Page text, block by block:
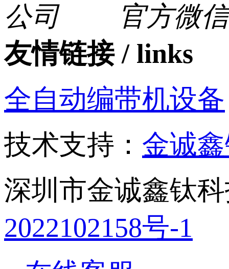
官方微信
友情链接 / links
全自动编带机设备
技术支持： 金诚
深圳市金诚鑫钛
2022102158号-1